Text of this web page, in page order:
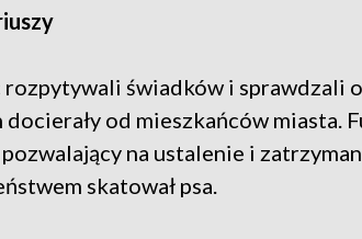
rozpytywali świadków i sprawdzali
docierały od mieszkańców miasta.
na ustalenie i
skatował psa.